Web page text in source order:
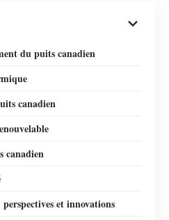
du puits canadien
canadien
canadien
et innovations